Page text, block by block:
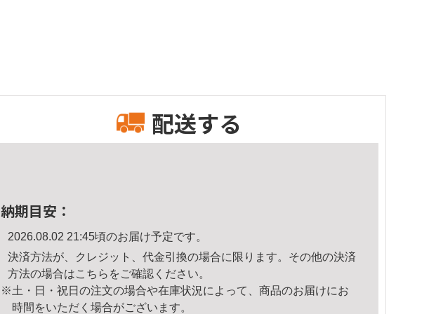
配送する
納期目安：
2026.08.02 21:45頃のお届け予定です。
決済方法が、クレジット、代金引換の場合に限ります。その他の決済
方法の場合はこちら をご確認ください。
※土・日・祝日の注文の場合や在庫状況によって、商品のお届けにお
時間をいただく場合がございます。